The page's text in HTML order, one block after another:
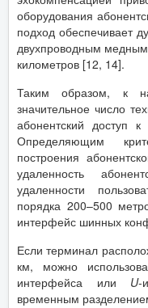
оборудования
подход обеспечивает
двухпроводным
километров [12, 14].
Таким образом, к
значительное число
абонентский доступ
Определяющим
построения
удаленность
удаленности
порядка 200–500
интерфейс шинных
Если терминал
км, можно
интерфейса или U-
временным